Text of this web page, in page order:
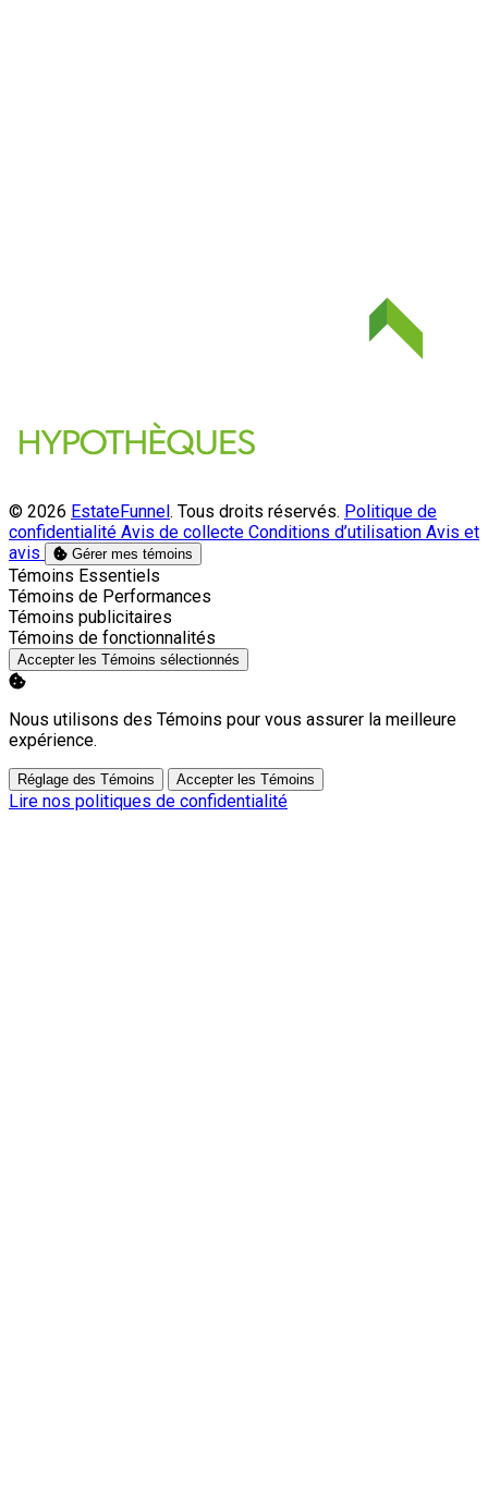
© 2026 EstateFunnel. Tous droits réservés. Politique de
confidentialité Avis de collecte Conditions d’utilisation Avis et
avis
Gérer mes témoins
Activer
Témoins Essentiels
Activer
Témoins de Performances
Activer
Témoins publicitaires
Activer
Témoins de fonctionnalités
Accepter les Témoins sélectionnés
Nous utilisons des Témoins pour vous assurer la meilleure
expérience.
Réglage des Témoins Accepter les Témoins
Lire nos politiques de confidentialité